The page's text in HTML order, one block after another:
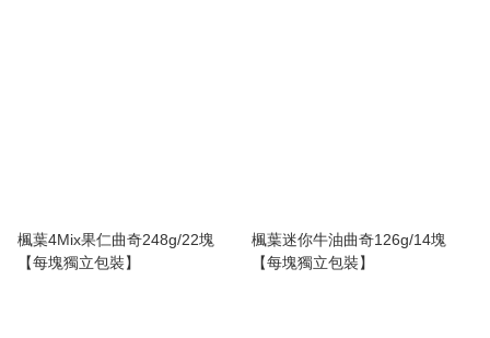
楓葉4Mix果仁曲奇248g/22塊
【每塊獨立包裝】
楓葉迷你牛油曲奇126g/14塊
【每塊獨立包裝】